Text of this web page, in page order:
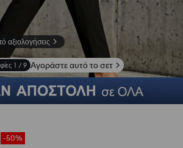
αξιολογήσεις
1 / 9 Αγοράστε αυτό το σετ
-50%